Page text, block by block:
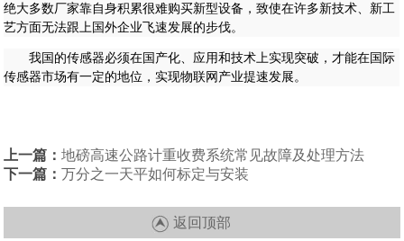
绝大多数厂家靠自身积累很难购买新型设备，致使在许多新技术、新工
艺方面无法跟上国外企业飞速发展的步伐。
我国的传感器必须在国产化、应用和技术上实现突破，才能在国际
传感器市场有一定的地位，实现物联网产业提速发展。
上一篇：地磅高速公路计重收费系统常见故障及处理方法
下一篇：万分之一天平如何标定与安装
返回顶部